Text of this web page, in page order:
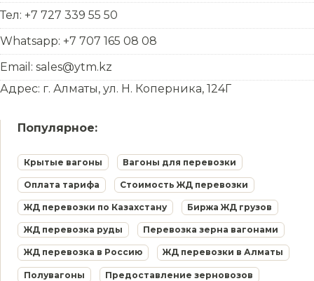
Тел: +7 727 339 55 50
Whatsapp: +7 707 165 08 08
Email: sales@ytm.kz
Адрес: г. Алматы, ул. Н. Коперника, 124Г
Популярное:
Крытые вагоны Вагоны для перевозки
Оплата тарифа Стоимость ЖД перевозки
ЖД перевозки по Казахстану Биржа ЖД грузов
ЖД перевозка руды Перевозка зерна вагонами
ЖД перевозка в Россию ЖД перевозки в Алматы
Полувагоны Предоставление зерновозов